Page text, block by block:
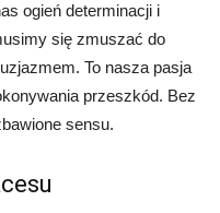
ogień determinacji i
się zmuszać do
To nasza pasja
przeszkód. Bez
sensu.